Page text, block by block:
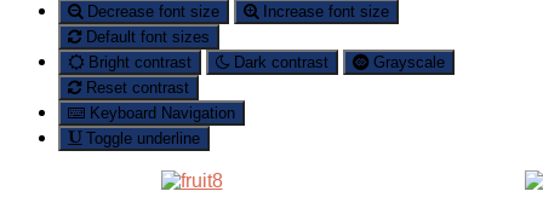
Decrease font size
Increase font size
Default font sizes
Bright contrast
Dark contrast
Grayscale
Reset contrast
Keyboard Navigation
Toggle underline